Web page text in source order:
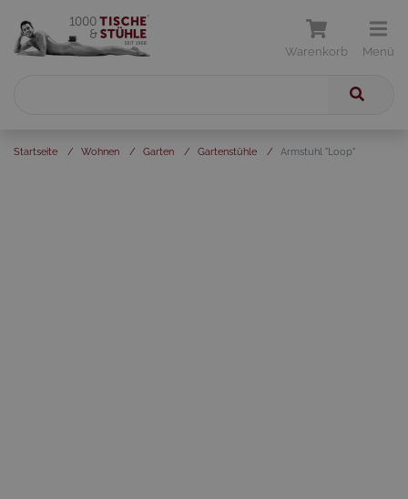
Warenkorb Menü
Startseite / Wohnen / Garten / Gartenstühle / Armstuhl "Loop"